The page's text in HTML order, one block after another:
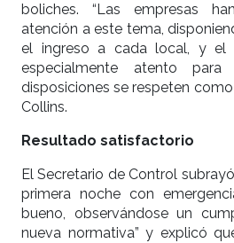
boliches. “Las empresas
atención a este tema,
el ingreso a cada local, y el
especialmente atento
disposiciones se respeten
Collins.
Resultado satisfactorio
El Secretario de Control
primera noche con
bueno, observándose un
nueva normativa” y explicó